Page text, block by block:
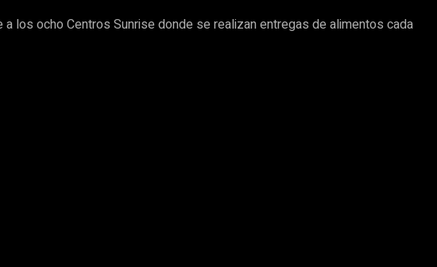
los ocho Centros Sunrise donde se realizan entregas de alimentos cada